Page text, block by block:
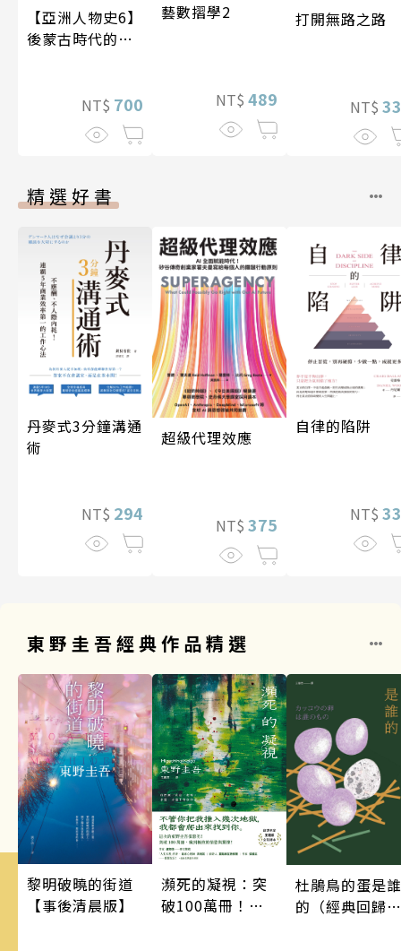
【亞洲人物史6】
後蒙古時代的大
NT$ 700
藝數摺學2
NT$ 489
打開無路之路
NT$
精選好書
丹麥式3分鐘溝通
術
NT$ 294
超級代理效應
NT$ 375
自律的陷阱
NT$
東野圭吾經典作品精選
黎明破曉的街道
【事後清晨版】
瀕死的凝視：突
破100萬冊！這
杜鵑鳥的蛋是誰
的（經典回歸